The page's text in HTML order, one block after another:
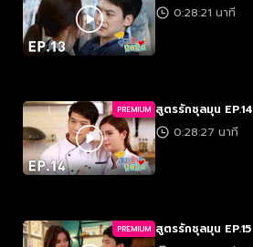
0:28:21 นาที
PREMIUM สูตรรักชุลมุน EP.14
0:28:27 นาที
PREMIUM สูตรรักชุลมุน EP.15